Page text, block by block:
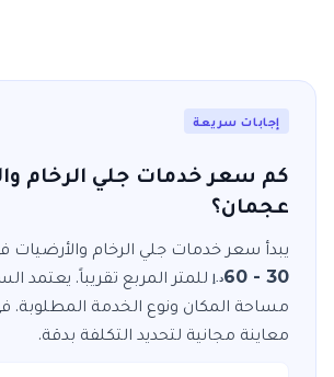
إجابات سريعة
كم سعر خدمات جلي الرخام
عجمان؟
يبدأ سعر خدمات جلي الرخام والأرضيات
30 - 60
د.إ للمتر المربع تقريباً. يعتمد
مساحة المكان ونوع الخدمة المطلوبة.
معاينة مجانية لتحديد التكلفة بدقة.